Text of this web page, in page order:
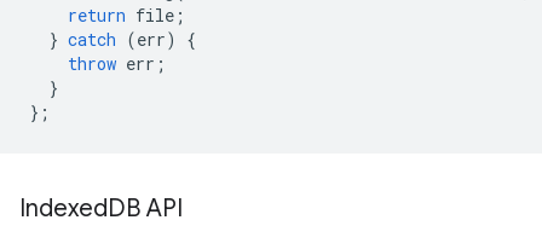
return file ;
} catch (err)
{
throw err ;
}
};
IndexedDB API